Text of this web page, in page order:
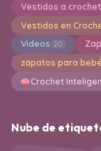
Vestidos a
Vestidos en
Videos 20
zapatos para
Crochet
Nube de